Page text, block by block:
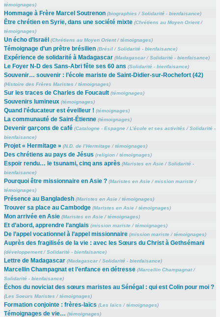
témoignages)
Hommage à Frère Marcel Soutrenon (biographies /Solidarité - bienfaisance)
Être chrétien en Syrie, dans une société mixte (Chrétiens au Moyen Orient/
témoignages)
Un écho d’Israël (Chrétiens au Moyen Orient/témoignages)
Témoignage d’un prêtre brésilien (Brésil/Solidarité - bienfaisance)
Expérience de solidarité à Madagascar (Madagascar/Solidarité - bienfaisance)
Le Foyer N-D des Sans-Abri fête ses 60 ans (Solidarité - bienfaisance)
Souvenir… souvenir : l’école mariste de Saint-Didier-sur-Rochefort (42)
(Histoire des Frères Maristes /témoignages)
Sur les traces de Charles de Foucault (témoignages)
Souvenirs lumineux (témoignages)
Quand l’éducateur est éveilleur ! (témoignages)
La communauté de Saint-Étienne (témoignages)
Devenir garçons de café (Catalogne - Espagne/L’école et ses activités /Solidarité -
bienfaisance)
Projet « Hermitage » (N.D. de l’Hermitage/témoignages)
Des chrétiens au pays de Jésus (religion/témoignages)
Espoir rendu… le tsunami, cinq ans après (Maristes en Asie/Solidarité -
bienfaisance)
Pourquoi être missionnaire en Asie ? (Maristes en Asie/mission mariste/
témoignages)
Présence au Bangladesh (Maristes en Asie/témoignages)
Trouver sa place au Cambodge (Maristes en Asie/témoignages)
Mon arrivée en Asie (Maristes en Asie/témoignages)
Et d’abord, apprendre l’anglais (mission mariste/témoignages)
De l’appel vocationnel à l’appel missionnaire (mission mariste/témoignages)
Auprès des fragilisés de la vie : avec les Sœurs du Christ à Gethsémani
(développement/Solidarité - bienfaisance)
Lettre de Madagascar (Madagascar/Solidarité - bienfaisance)
Marcellin Champagnat et l’enfance en détresse (Marcellin Champagnat/
Solidarité - bienfaisance)
Échos du noviciat des sœurs maristes au Sénégal : qui est Colin pour moi ?
(Les Soeurs Maristes /témoignages)
Formation conjointe : frères-laïcs (Les laïcs /témoignages)
Témoignages de vie… (témoignages)